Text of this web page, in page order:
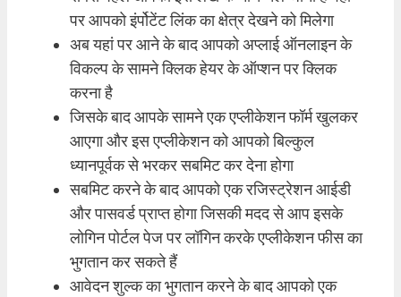
पर आपको इंर्पोटेंट लिंक का क्षेत्र देखने को मिलेगा
अब यहां पर आने के बाद आपको अप्लाई ऑनलाइन के
विकल्प के सामने क्लिक हेयर के ऑप्शन पर क्लिक
करना है
जिसके बाद आपके सामने एक एप्लीकेशन फॉर्म खुलकर
आएगा और इस एप्लीकेशन को आपको बिल्कुल
ध्यानपूर्वक से भरकर सबमिट कर देना होगा
सबमिट करने के बाद आपको एक रजिस्ट्रेशन आईडी
और पासवर्ड प्राप्त होगा जिसकी मदद से आप इसके
लोगिन पोर्टल पेज पर लॉगिन करके एप्लीकेशन फीस का
भुगतान कर सकते हैं
आवेदन शुल्क का भुगतान करने के बाद आपको एक